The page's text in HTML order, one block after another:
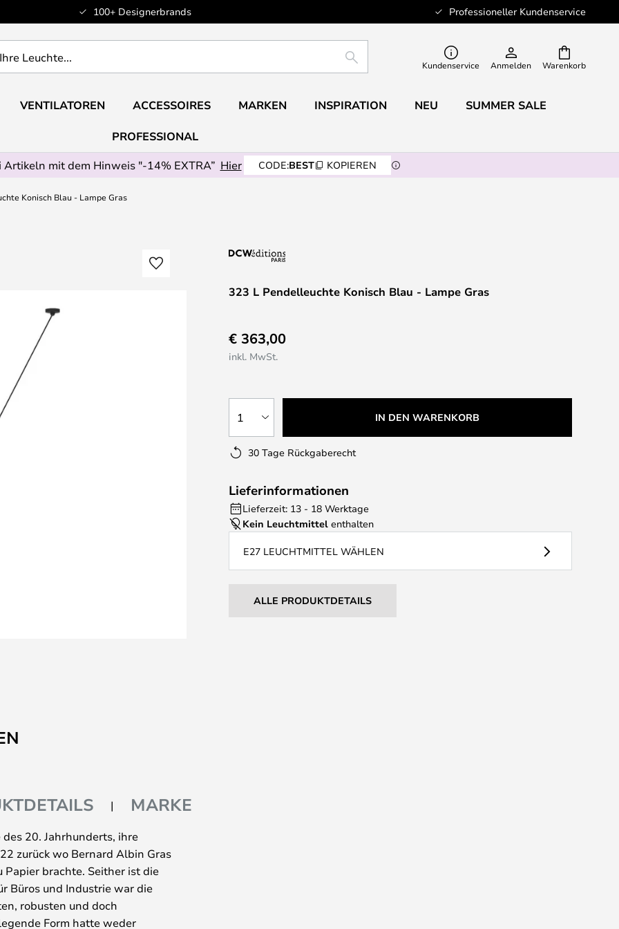
100+ Designerbrands Professioneller Kundenservice
Warenkorb
SUCHE Kundenservice Anmelden
VENTILATOREN ACCESSOIRES MARKEN INSPIRATION NEU SUMMER SALE
PROFESSIONAL
mit dem Hinweis "-14% EXTRA” Hier CODE:BEST KOPIEREN
Konisch Blau - Lampe Gras
323 L Pendelleuchte Konisch Blau - Lampe Gras
€ 363,00
inkl. MwSt.
1 IN DEN WARENKORB
30 Tage Rückgaberecht
Lieferinformationen
Lieferzeit: 13 - 18 Werktage
Kein Leuchtmittel enthalten
E27 LEUCHTMITTEL WÄHLEN
ALLE PRODUKTDETAILS
MARKE
20. Jahrhunderts, ihre
zurück wo Bernard Albin Gras
brachte. Seither ist die
Büros und Industrie war die
robusten und doch
Form hatte weder